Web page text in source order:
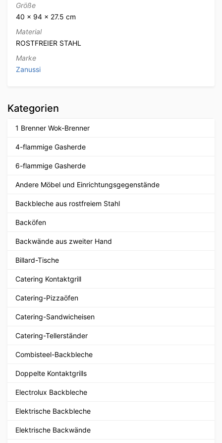
Größe
40 × 94 × 27.5 cm
Material
ROSTFREIER STAHL
Marke
Zanussi
Kategorien
1 Brenner Wok-Brenner
4-flammige Gasherde
6-flammige Gasherde
Andere Möbel und Einrichtungsgegenstände
Backbleche aus rostfreiem Stahl
Backöfen
Backwände aus zweiter Hand
Billard-Tische
Catering Kontaktgrill
Catering-Pizzaöfen
Catering-Sandwicheisen
Catering-Tellerständer
Combisteel-Backbleche
Doppelte Kontaktgrills
Electrolux Backbleche
Elektrische Backbleche
Elektrische Backwände